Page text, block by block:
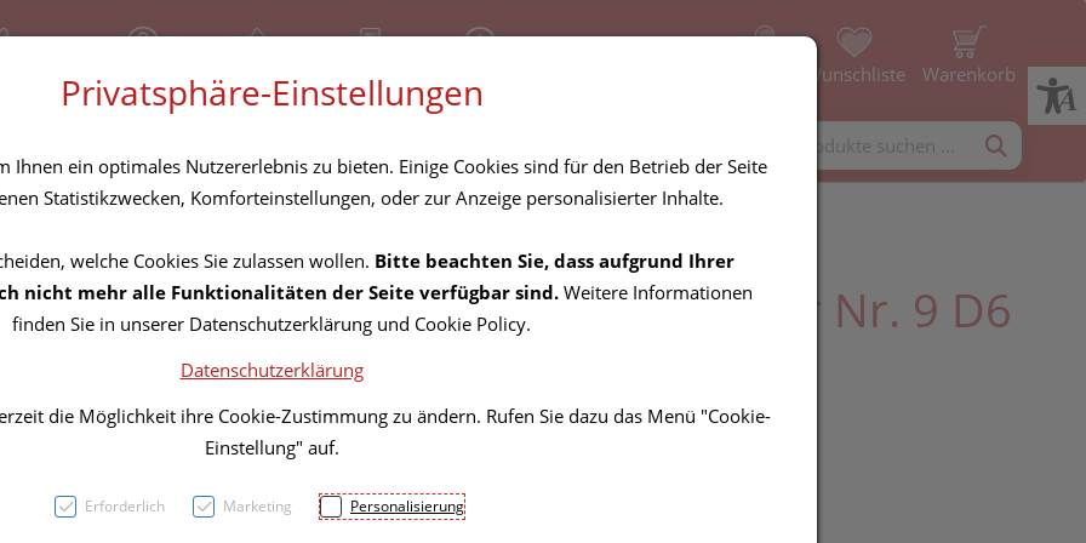
Geschlossen Über uns Rezept-Anfrage Wunschliste Warenkorb
Schüßler Salz Adler Nr. 9 D6
18,50 EUR
Privatsphäre-Einstellungen
Ihnen ein optimales Nutzererlebnis zu bieten. Einige Cookies sind für den Betrieb der Seite
Statistikzwecken, Komforteinstellungen, oder zur Anzeige personalisierter Inhalte.
welche Cookies Sie zulassen wollen. Bitte beachten Sie, dass aufgrund Ihrer
nicht mehr alle Funktionalitäten der Seite verfügbar sind. Weitere Informationen
finden Sie in unserer Datenschutzerklärung und Cookie Policy.
Datenschutzerklärung
die Möglichkeit ihre Cookie-Zustimmung zu ändern. Rufen Sie dazu das Menü "Cookie-
Einstellung" auf.
Erforderlich Marketing Personalisierung